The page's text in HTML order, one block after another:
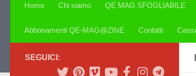
Home Chi siamo QE MAG SFOGLIABILE
Abbonamenti QE-MAG@ZINE Contatti
SEGUICI: